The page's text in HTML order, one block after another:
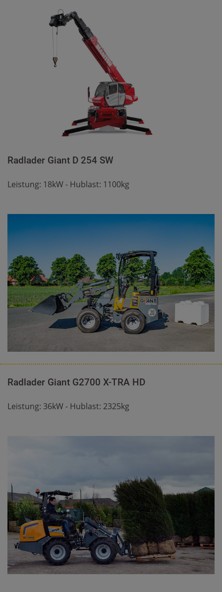
Radlader Giant D 254 SW
Leistung: 18kW - Hublast: 1100kg
Radlader Giant G2700 X-TRA HD
Leistung: 36kW - Hublast: 2325kg